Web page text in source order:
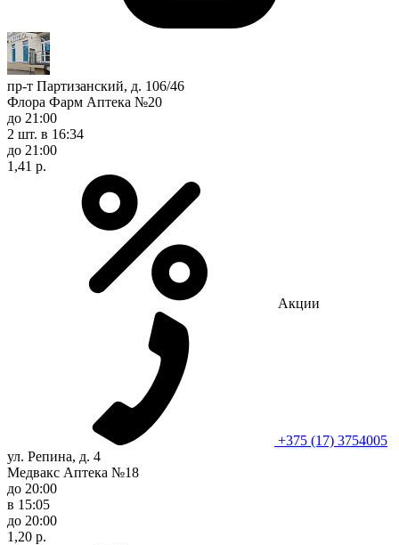
пр-т Партизанский, д. 106/46
Флора Фарм Аптека №20
до 21:00
2 шт. в 16:34
до 21:00
1,41 р.
Акции
+375 (17) 3754005
ул. Репина, д. 4
Медвакс Аптека №18
до 20:00
в 15:05
до 20:00
1,20 р.